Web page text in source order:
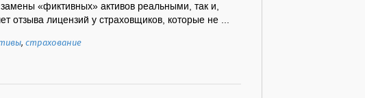
замены «фиктивных» активов реальными, так и,
отзыва лицензий у страховщиков, которые не ...
,страхование